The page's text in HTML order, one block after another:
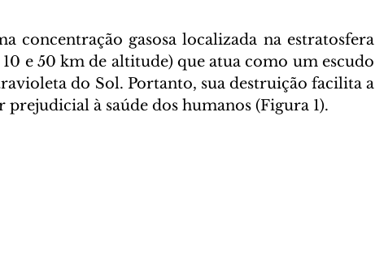
e 50 km de altitude) que atua como um escudo
do Sol. Portanto, sua destruição facilita a
prejudicial à saúde dos humanos (Figura 1).